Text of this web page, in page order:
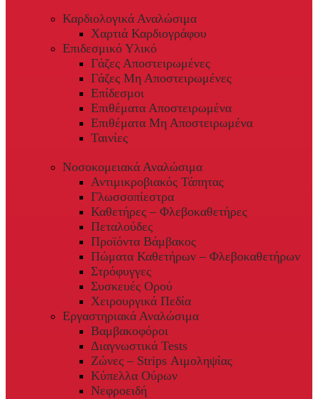
Καρδιολογικά Αναλώσιμα
Χαρτιά Καρδιογράφου
Επιδεσμικό Υλικό
Γάζες Αποστειρωμένες
Γάζες Μη Αποστειρωμένες
Επίδεσμοι
Επιθέματα Αποστειρωμένα
Επιθέματα Μη Αποστειρωμένα
Ταινίες
Νοσοκομειακά Αναλώσιμα
Αντιμικροβιακός Τάπητας
Γλωσσοπίεστρα
Καθετήρες – Φλεβοκαθετήρες
Πεταλούδες
Προϊόντα Βάμβακος
Πώματα Καθετήρων – Φλεβοκαθετήρων
Στρόφυγγες
Συσκευές Ορού
Χειρουργικά Πεδία
Εργαστηριακά Αναλώσιμα
Βαμβακοφόροι
Διαγνωστικά Tests
Ζώνες – Strips Αιμοληψίας
Κύπελλα Ούρων
Νεφροειδή